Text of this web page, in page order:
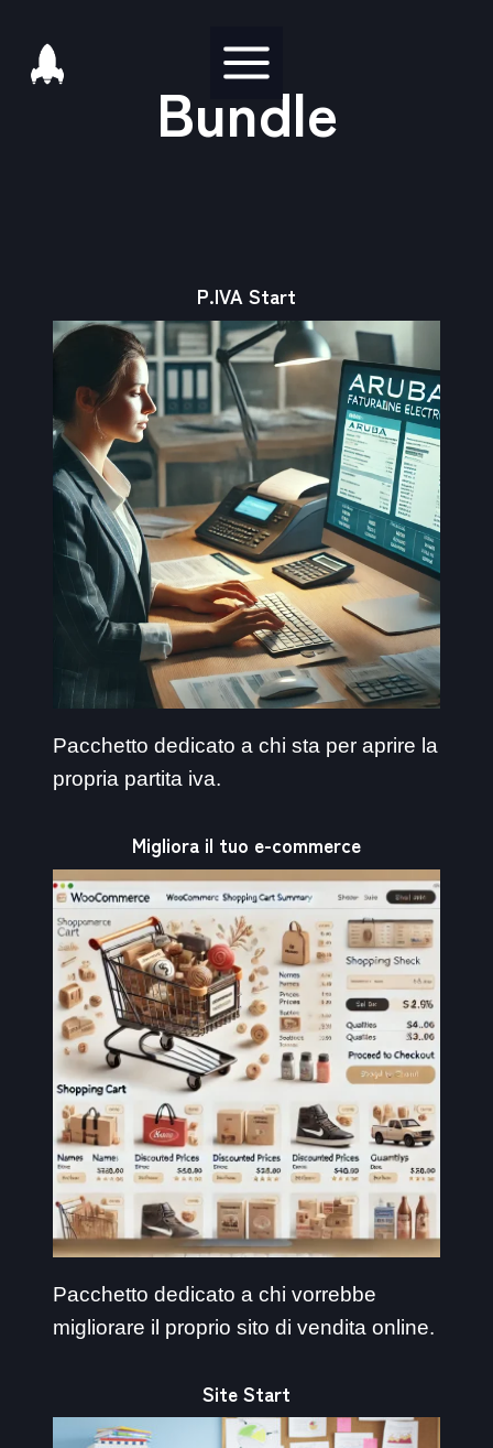
contenuto
Bundle
P.IVA Start
Pacchetto dedicato a chi sta per aprire la
propria partita iva.
Migliora il tuo e-commerce
Pacchetto dedicato a chi vorrebbe
migliorare il proprio sito di vendita online.
Site Start